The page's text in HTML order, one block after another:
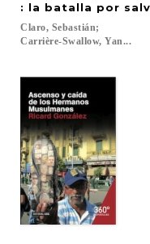
: la batalla por
Claro, Sebastián;
Carrière-Swallow, Yan...